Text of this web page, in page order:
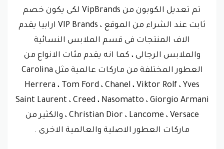
تم تعديل الكوبون من VipBrands لكى يكون خصم
ثابت عند الشراء من الموقع ، VIP Brands ارابيا يقدم
الاف المنتجات فى قسم الملابس النسائية
والملابس الرجالى ، كما انه يقدم مئات الانواع من
العطور المختلفة من ماركات عالمية مثل Carolina
Herrera ، Tom Ford ، Chanel ، Viktor Rolf ، Yves
Saint Laurent ، Creed ، Nasomatto ، Giorgio Armani
، Christian Dior ، Lancome ، Versace والكثير من
ماركات العطور الاصلية والعالمية الاخرى .